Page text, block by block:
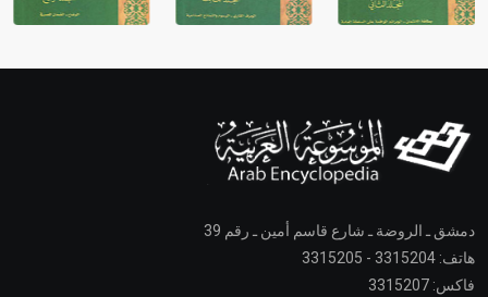
دمشق ـ الروضة ـ شارع قاسم أمين ـ رقم 39
هاتف: 3315204 - 3315205
فاكس: 3315207